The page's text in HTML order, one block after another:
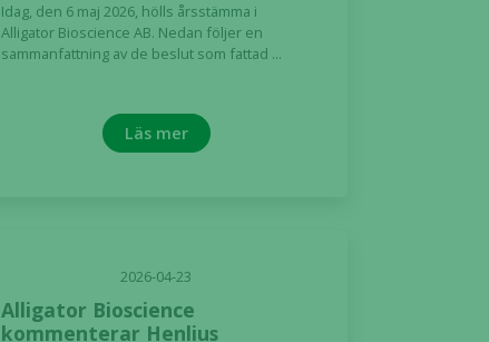
Idag, den 6 maj 2026, hölls årsstämma i
Alligator Bioscience AB. Nedan följer en
sammanfattning av de beslut som fattad ...
Läs mer
2026-04-23
Alligator Bioscience
kommenterar Henlius